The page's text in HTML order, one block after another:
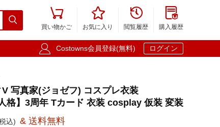


買い物かご

お気に入り

閲覧履歴

購入履歴
 Costowns会員登録(無料) ログイン
写真家(ジョゼフ) コスプレ衣装
格】3周年 Tカード 衣装 cosplay 仮装 変装
込) & 送料無料